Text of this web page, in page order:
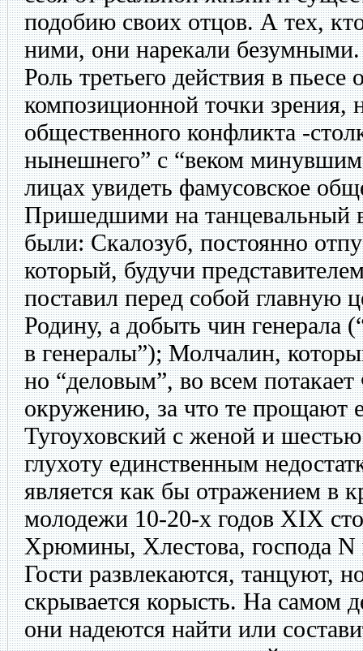
подобию своих отцов. А тех,
ними, они нарекали безумными.
Роль третьего действия в пьесе
композиционной точки зрения,
общественного конфликта -
нынешнего” с “веком
лицах увидеть фамусовское
Пришедшими на танцевальный
были: Скалозуб, постоянно
который, будучи
поставил перед собой главную
Родину, а добыть чин генерала
в генералы”); Молчалин,
но “деловым”, во всем
окружению, за что те прощают
Тугоуховский с женой и
глухоту единственным
является как бы отражением в
молодежи 10-20-х годов XIX
Хрюмины, Хлестова, господа
Гости развлекаются, танцуют,
скрывается корысть. На самом
они надеются найти или